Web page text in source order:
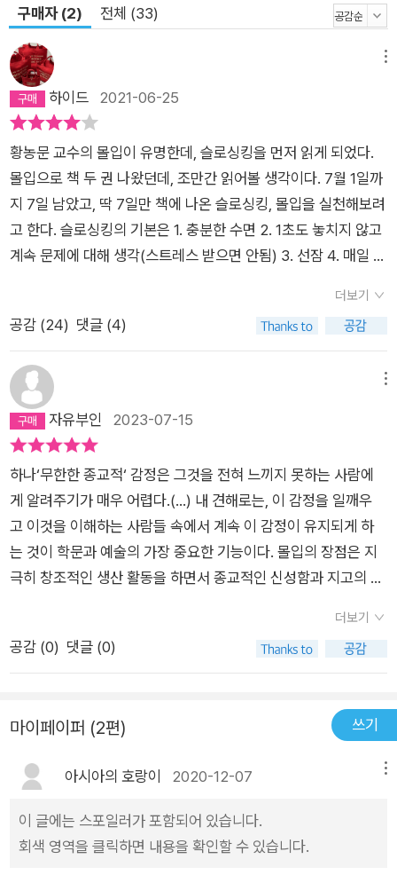
구매자 (2) 전체 (33)
하이드 2021-06-25
황농문 교수의 몰입이 유명한데, 슬로싱킹을 먼저 읽게 되었다.
몰입으로 책 두 권 나왔던데, 조만간 읽어볼 생각이다. 7월 1일까
지 7일 남았고, 딱 7일만 책에 나온 슬로싱킹, 몰입을 실천해보려
고 한다. 슬로싱킹의 기본은 1. 충분한 수면 2. 1초도 놓치지 않고
계속 문제에 대해 생각(스트레스 받으면 안됨) 3. 선잠 4. 매일 3
용들인데, 사례로 나오는 다양한 상황에서 몰입을 어떻게 활용할
지에 대한 질문과 그에 대한 처방, 그리고, 그걸 따른 후의 피드백
상황에 맞춰볼 수 있다. 몰입을 위한 슬로싱킹을 시도하고, 경험
한 사람들이 막 세상이 바뀌고, 가치관이 바뀌고, 살이 빠지고 등
등등 이야기 나오는데, 오버나 허황된게 아니라, 읽다보면, 그럴
션, 하고자 하는 걸 계속 생각해보기, 이미지 트레이닝, 별똥별에
소원빌기 같은 거였다. 간절히 바라고, 이루길 원하는 것만 하루
종일 생각하다보면, 그걸 잘하지 않을 수 없는 그런 몰입의 상황.
거기에 선잠은 '몰입의자' 에 앉아서 1-20분의 짧은 낮잠을 말하
는데, 자면서 얻게 되는 창의력과 장기기억 끄집어낼 수 있는 상
황을 활용하라고 하는 것. 달리가 영감 얻기 위해 숟가락 들고 자
는 에피소드 생각난다. 숟가락 떨어트리면 그 소리에 깨서 그림
용하라고. 자기 상황에서 최대한 생각하기를 지향하는 것. 생각할
수록 뇌에 시냅스 형성, 활동하게 되고, 그게 사라지지 않도록 끊
이지 않고 생각, 생각 하라는 것. 같은 주제에 대한 세 번째 책쯤
되면, 비슷한 이야기들 많을 것 같고, 첫번째 책이 제일 좋을 것
같지만, 난 이 책을 제일 먼저 읽어서인지 이 책도 충분히 좋았
다. 공부하는 학생들이 읽어보면 좋겠다고 생각했다. 여기 나온
더보기
공감 (24) 댓글 (4)
자유부인 2023-07-15
하나‘무한한 종교적‘ 감정은 그것을 전혀 느끼지 못하는 사람에
게 알려주기가 매우 어렵다.(...) 내 견해로는, 이 감정을 일깨우
고 이것을 이해하는 사람들 속에서 계속 이 감정이 유지되게 하
는 것이 학문과 예술의 가장 중요한 기능이다. 몰입의 장점은 지
극히 창조적인 생산 활동을 하면서 종교적인 신성함과 지고의 선
교와는 무관한 종교 체험인 동시에 최고의 행복감을 느끼는 방법
이라 할 수 있다.인간이 도달할 수 있는 최고의 집중 상태에 이르
가 풀려버리면 몰입도가 떨어져 삼매에 도달할 수 없기 때문이
다. 그러므로 불가능해 보이는 문제라도 도전을 주저할 이유가 없
과 감동을 준다. 어떤 경우에도 몰입으로 잃을 것은 없다. 오히
능해 보이는 일에 도전하는 삶도 의미 있고 축복받은 삶
더보기
공감 (0) 댓글 (0)
마이페이퍼 (2편) 쓰기
아시아의 호랑이 2020-12-07
이 글에는 스포일러가 포함되어 있습니다.
회색 영역을 클릭하면 내용을 확인할 수 있습니다.